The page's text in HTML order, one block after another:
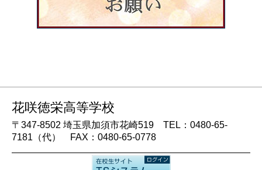
花咲徳栄高等学校
〒347-8502 埼玉県加須市花崎519 TEL：0480-65-
7181（代） FAX：0480-65-0778